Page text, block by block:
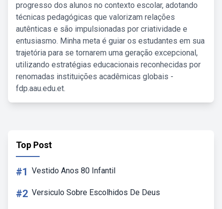
progresso dos alunos no contexto escolar, adotando
técnicas pedagógicas que valorizam relações
autênticas e são impulsionadas por criatividade e
entusiasmo. Minha meta é guiar os estudantes em sua
trajetória para se tornarem uma geração excepcional,
utilizando estratégias educacionais reconhecidas por
renomadas instituições acadêmicas globais -
fdp.aau.edu.et.
Top Post
#1 Vestido Anos 80 Infantil
#2 Versiculo Sobre Escolhidos De Deus